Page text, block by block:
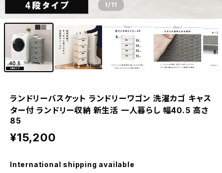
1/11
ランドリーバスケット ランドリーワゴン 洗濯カゴ キャス
ター付 ランドリー収納 新生活 一人暮らし 幅40.5 高さ
85
¥15,200
International shipping available